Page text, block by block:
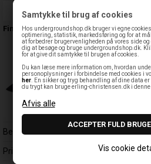
Samtykke til brug af cookies
Hos undergroundshop.dk bruger vi egne
optimering, statistik, markedsføring og for at
at forbedrer brugervenligheden på vores side
dig at besøge og bruge undergroundshop.dk.
for at give dit samtykke til brugen af cookies.
Du kan læse mere information om, hvordan
personoplysninger i forbindelse med cookies i
her . En sikker og tryg behandling af dine data
du trygt kan bruge erling-christensen.dk i denne
Vis cookie
Leveringstid: 1-3
Findes også:
Beskrivelse
Prisgaranti